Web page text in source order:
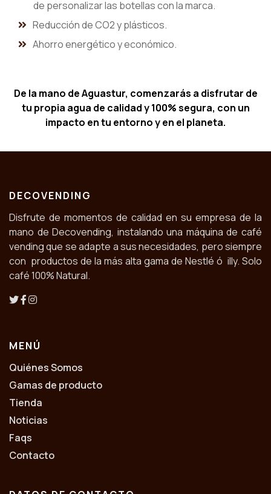
de personalizar las botellas con la marca.
Reducción de CO2 y plásticos.
Ahorro energético y económico.
De la mano de Aguastur, comenzarás a disfrutar de
tu propia agua de calidad y 100% segura, con un
impacto en tu entorno y en el planeta.
DECOVENDING
Disfrute de momentos de calidad en su empresa de la
mano de Decovending, instalando una máquina de café
vending que se adapte a sus necesidades, pero siempre
con productos de la más alta gama de Nestlé ó illy. Solo
café 100% Natural.
MENÚ
Quiénes Somos
Gamas de producto
Tienda
Noticias
Faqs
Contacto